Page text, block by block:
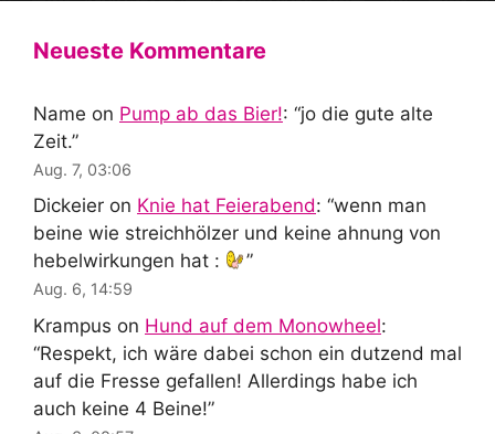
Neueste Kommentare
Name on Pump ab das Bier!: “jo die gute alte
Zeit.”
Aug. 7, 03:06
Dickeier on Knie hat Feierabend: “wenn man
beine wie streichhölzer und keine ahnung von
hebelwirkungen hat :
”
Aug. 6, 14:59
Krampus on Hund auf dem Monowheel:
“Respekt, ich wäre dabei schon ein dutzend mal
auf die Fresse gefallen! Allerdings habe ich
auch keine 4 Beine!”